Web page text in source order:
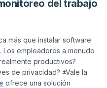
del trabajo
más que instalar software
empleadores a menudo
productivos?
de privacidad? ±Vale la
ofrece una solución